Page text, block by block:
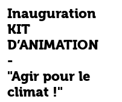
Inauguration
KIT
D’ANIMATION
-
"Agir pour le
climat !"